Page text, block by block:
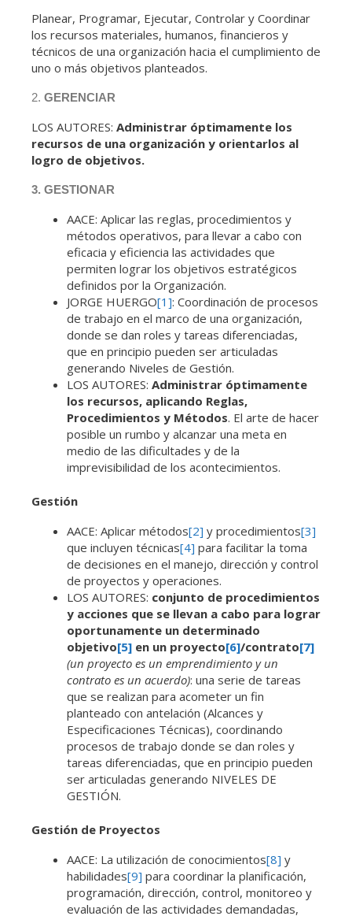
Planear, Programar, Ejecutar, Controlar y Coordinar
los recursos materiales, humanos, financieros y
técnicos de una organización hacia el cumplimiento de
uno o más objetivos planteados.
2. GERENCIAR
LOS AUTORES: Administrar óptimamente los
recursos de una organización y orientarlos al
logro de objetivos.
3. GESTIONAR
AACE: Aplicar las reglas, procedimientos y
métodos operativos, para llevar a cabo con
eficacia y eficiencia las actividades que
permiten lograr los objetivos estratégicos
definidos por la Organización.
JORGE HUERGO[1]: Coordinación de procesos
de trabajo en el marco de una organización,
donde se dan roles y tareas diferenciadas,
que en principio pueden ser articuladas
generando Niveles de Gestión.
LOS AUTORES: Administrar óptimamente
los recursos, aplicando Reglas,
Procedimientos y Métodos. El arte de hacer
posible un rumbo y alcanzar una meta en
medio de las dificultades y de la
imprevisibilidad de los acontecimientos.
Gestión
AACE: Aplicar métodos[2] y procedimientos[3]
que incluyen técnicas[4] para facilitar la toma
de decisiones en el manejo, dirección y control
de proyectos y operaciones.
LOS AUTORES: conjunto de procedimientos
y acciones que se llevan a cabo para lograr
oportunamente un determinado
objetivo[5] en un proyecto[6]/contrato[7]
(un proyecto es un emprendimiento y un
contrato es un acuerdo): una serie de tareas
que se realizan para acometer un fin
planteado con antelación (Alcances y
Especificaciones Técnicas), coordinando
procesos de trabajo donde se dan roles y
tareas diferenciadas, que en principio pueden
ser articuladas generando NIVELES DE
GESTIÓN.
Gestión de Proyectos
AACE: La utilización de conocimientos[8] y
habilidades[9] para coordinar la planificación,
programación, dirección, control, monitoreo y
evaluación de las actividades demandadas,